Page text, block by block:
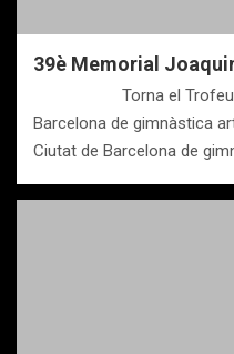
39è Memorial
Torna el Trofeu
Barcelona de gimnàstica
Ciutat de Barcelona de